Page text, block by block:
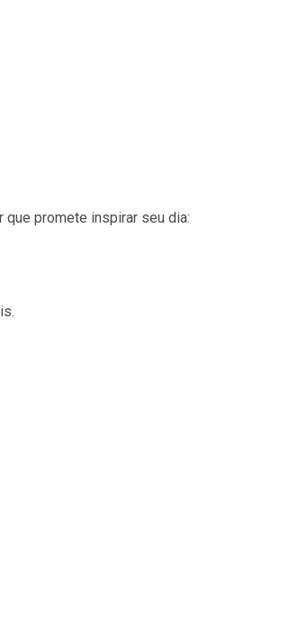
promete inspirar seu dia: